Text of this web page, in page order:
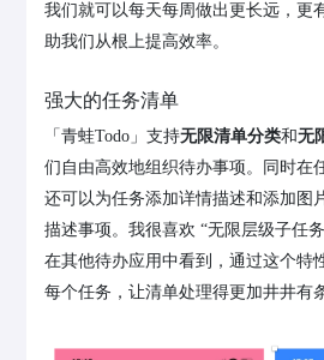
我们就可以每天每周做出更长远，更
助我们从根上提高效率。
强大的任务清单
「青蛙Todo」支持无限清单分类和无
们自由高效地组织待办事项。同时在
还可以为任务添加详情描述和添加图
描述事项。我很喜欢 “无限层级子任
在其他待办应用中看到，通过这个特
每个任务，让清单处理得更加井井有